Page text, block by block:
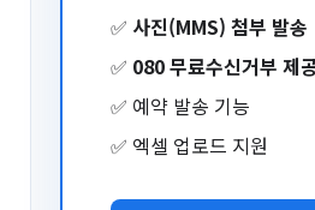
✅ 사진(MMS) 첨부 발송
✅ 080 무료수신거부 제
✅ 예약 발송 기능
✅ 엑셀 업로드 지원